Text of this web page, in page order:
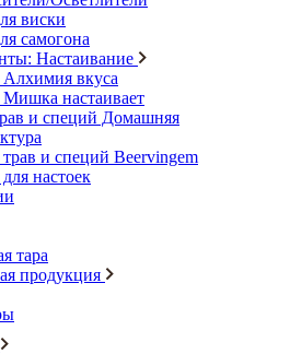
виски
самогона
Настаивание
вкуса
настаивает
и специй Домашняя
и специй Beervingem
настоек
тара
продукция